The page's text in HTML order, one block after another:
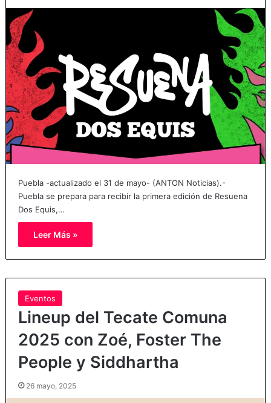
Puebla -actualizado el 31 de mayo- (ANTON Noticias).-
Puebla se prepara para recibir la primera edición de Resuena
Dos Equis,…
Leer Más »
Eventos
Lineup del Tecate Comuna
2025 con Zoé, Foster The
People y Siddhartha
26 mayo, 2025